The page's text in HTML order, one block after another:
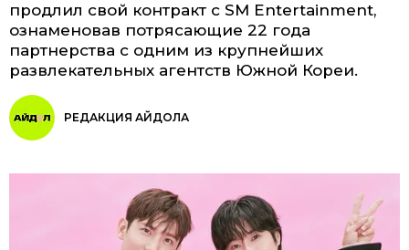
продлил свой контракт с SM Entertainment,
ознаменовав потрясающие 22 года
партнерства с одним из крупнейших
развлекательных агентств Южной Кореи.
РЕДАКЦИЯ АЙДОЛА